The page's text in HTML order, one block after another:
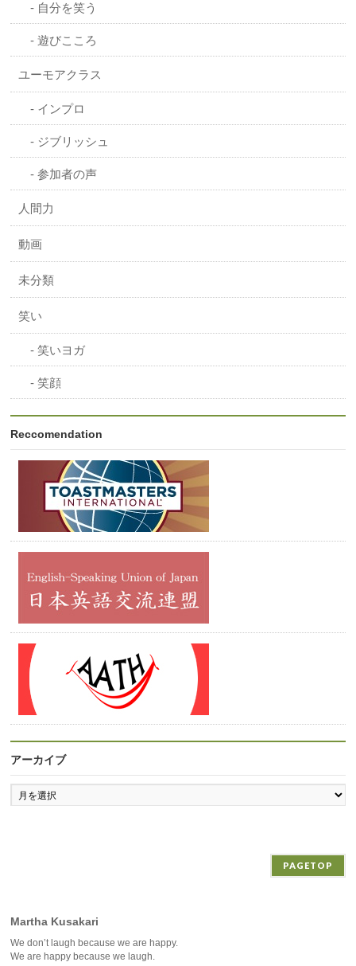
自分を笑う
遊びこころ
ユーモアクラス
インプロ
ジブリッシュ
参加者の声
人間力
動画
未分類
笑い
笑いヨガ
笑顔
Reccomendation
アーカイブ
ア
ー
PAGETOP
Martha Kusakari
We don’t laugh because we are happy.
We are happy because we laugh.